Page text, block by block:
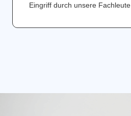
Eingriff durch unsere Fachleute